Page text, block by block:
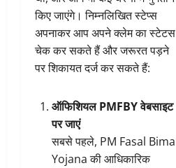
किए जाएंगे। निम्नलिखित स्टेप्स
अपनाकर आप अपने क्लेम का स्टेटस
चेक कर सकते हैं और जरूरत पड़ने
पर शिकायत दर्ज कर सकते हैं:
ऑफिशियल PMFBY वेबसाइट
पर जाएं
सबसे पहले, PM Fasal Bima
Yojana की आधिकारिक